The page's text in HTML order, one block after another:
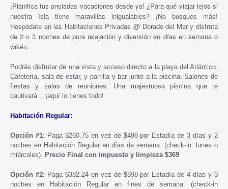
¡Planifica tus ansiadas vacaciones desde ya! ¿Para qué viajar lejos si
nuestra Isla tiene maravillas inigualables? ¡No busques más!
Hospédate en las Habitaciones Privadas @ Dorado del Mar y disfruta
de 2 o 3 noches de pura relajación y diversión en días en semana o
wikén.
Podrás disfrutar de una vista y acceso directo a la playa del Atlántico.
Cafetería, sala de estar, y parrilla y bar junto a la piscina. Salones de
fiestas y salas de reuniones. Una majestuosa piscina que te
cautivará... ¡aquí lo tienes todo!
Habitación Regular:
Opción #1: Paga $260.75 en vez de $498 por Estadía de 3 días y 2
noches en Habitación Regular en días de semana. (check-in: lunes o
miércoles). Precio Final con impuesto y limpieza $369
Opción #2: Paga $382.24 en vez de $898 por Estadía de 4 días y 3
noches en Habitación Regular en fines de semana . (check-in